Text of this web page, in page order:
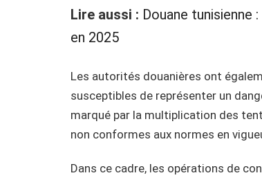
Lire aussi : Douane
en 2025
Les autorités douanières ont
susceptibles de représenter un
marqué par la multiplication des
non conformes aux normes en
Dans ce cadre, les opérations de